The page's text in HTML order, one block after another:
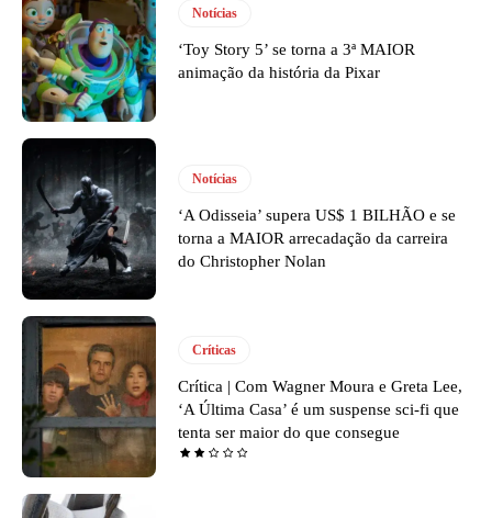
Notícias
‘Toy Story 5’ se torna a 3ª MAIOR
animação da história da Pixar
Notícias
‘A Odisseia’ supera US$ 1 BILHÃO e se
torna a MAIOR arrecadação da carreira
do Christopher Nolan
Críticas
Crítica | Com Wagner Moura e Greta Lee,
‘A Última Casa’ é um suspense sci-fi que
tenta ser maior do que consegue